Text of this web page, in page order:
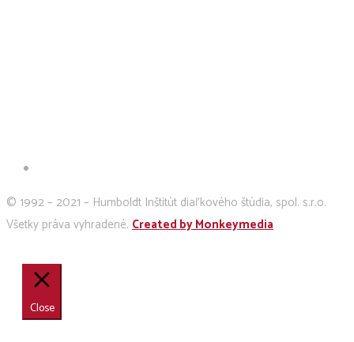
© 1992 – 2021 – Humboldt Inštitút diaľkového štúdia, spol. s.r.o.
Všetky práva vyhradené. Created by Monkeymedia
Close